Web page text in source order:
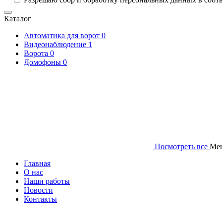
Каталог
Автоматика для ворот 0
Видеонаблюдение 1
Ворота 0
Домофоны 0
Посмотреть все
Главная
О нас
Наши работы
Новости
Контакты